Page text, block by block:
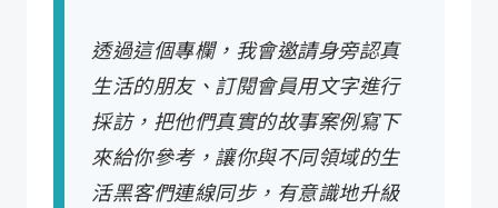
透過這個專欄，我會邀請身旁認真
生活的朋友、訂閱會員用文字進行
採訪，把他們真實的故事案例寫下
來給你參考，讓你與不同領域的生
活黑客們連線同步，有意識地升級